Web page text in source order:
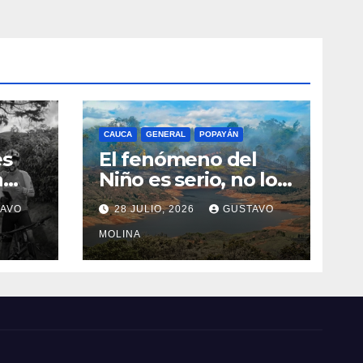
el
CAUCA GENERAL POPAYÁN
El fenómeno del
Niño es serio, no lo
tome a juego
28 JULIO, 2026 GUSTAVO
MOLINA